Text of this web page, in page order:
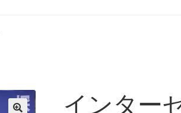
インター